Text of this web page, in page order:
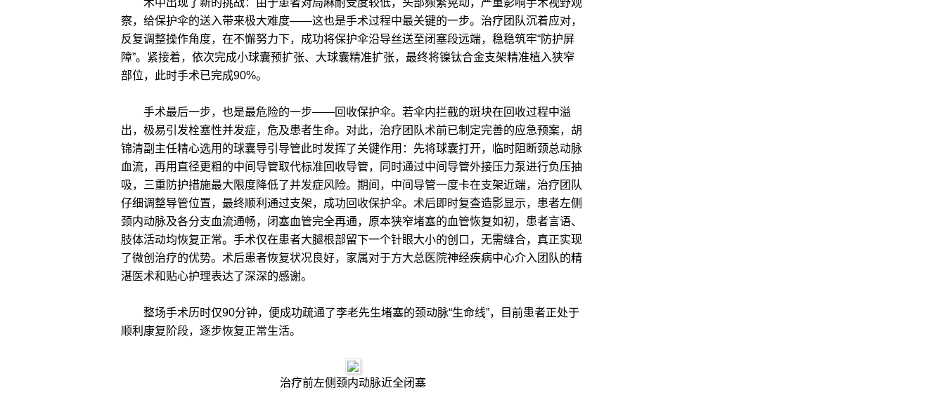
术中出现了新的挑战：由于患者对局麻耐受度较低，头部频繁晃动，严重影响手术视野观
察，给保护伞的送入带来极大难度——这也是手术过程中最关键的一步。治疗团队沉着应对，
反复调整操作角度，在不懈努力下，成功将保护伞沿导丝送至闭塞段远端，稳稳筑牢“防护屏
障”。紧接着，依次完成小球囊预扩张、大球囊精准扩张，最终将镍钛合金支架精准植入狭窄
部位，此时手术已完成90%。
手术最后一步，也是最危险的一步——回收保护伞。若伞内拦截的斑块在回收过程中溢
出，极易引发栓塞性并发症，危及患者生命。对此，治疗团队术前已制定完善的应急预案，胡
锦清副主任精心选用的球囊导引导管此时发挥了关键作用：先将球囊打开，临时阻断颈总动脉
血流，再用直径更粗的中间导管取代标准回收导管，同时通过中间导管外接压力泵进行负压抽
吸，三重防护措施最大限度降低了并发症风险。期间，中间导管一度卡在支架近端，治疗团队
仔细调整导管位置，最终顺利通过支架，成功回收保护伞。术后即时复查造影显示，患者左侧
颈内动脉及各分支血流通畅，闭塞血管完全再通，原本狭窄堵塞的血管恢复如初，患者言语、
肢体活动均恢复正常。手术仅在患者大腿根部留下一个针眼大小的创口，无需缝合，真正实现
了微创治疗的优势。术后患者恢复状况良好，家属对于方大总医院神经疾病中心介入团队的精
湛医术和贴心护理表达了深深的感谢。
整场手术历时仅90分钟，便成功疏通了李老先生堵塞的颈动脉“生命线”，目前患者正处于
顺利康复阶段，逐步恢复正常生活。
治疗前左侧颈内动脉近全闭塞